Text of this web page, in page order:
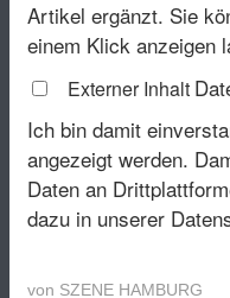
Artikel ergänzt. Sie
einem Klick anzeigen
Externer Inhalt
Ich bin damit
angezeigt werden.
Daten an
dazu in unserer
von SZENE HAMBURG